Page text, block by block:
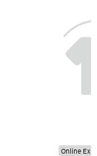
Online